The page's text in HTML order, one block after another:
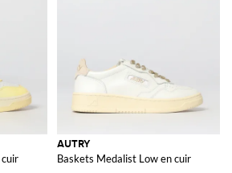
AUTRY
Baskets Medalist Low en cuir